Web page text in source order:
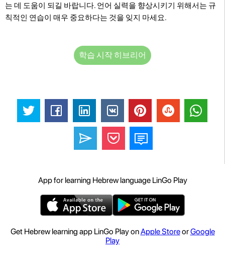
는 데 도움이 되길 바랍니다. 언어 실력을 향상시키기 위해서는 규
칙적인 연습이 매우 중요하다는 것을 잊지 마세요.
학습 시작 히브리어
App for learning Hebrew language LinGo Play
Get Hebrew learning app LinGo Play onApple StoreorGoogle
Play